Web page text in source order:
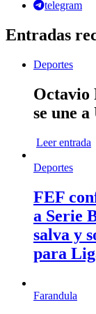
telegram
Entradas
Deportes
Octavio
se une
Leer entrada
Deportes
FEF
a Serie
salva y
para
Farandula